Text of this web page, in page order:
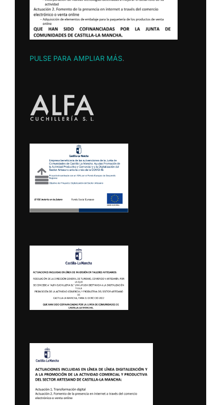
PULSE PARA AMPLIAR MÁS.